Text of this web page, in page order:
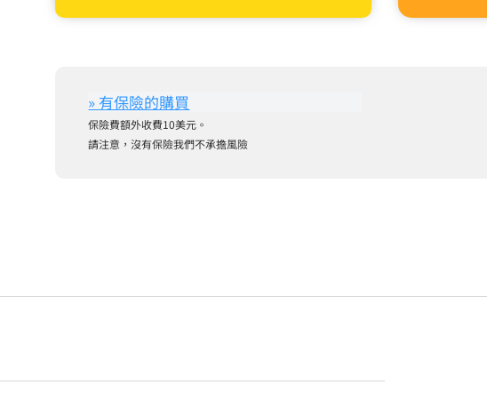
保險費額外收費10美元。
請注意，沒有保險我們不承擔風險